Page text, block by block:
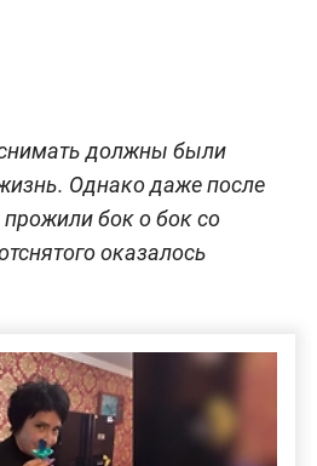
должны были
Однако даже после
бок о бок со
оказалось